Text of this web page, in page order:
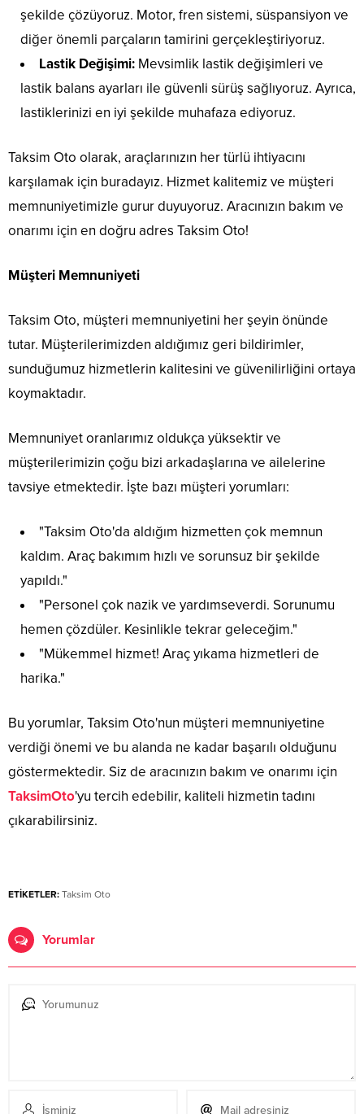
şekilde çözüyoruz. Motor, fren sistemi, süspansiyon ve
diğer önemli parçaların tamirini gerçekleştiriyoruz.
Lastik Değişimi: Mevsimlik lastik değişimleri ve
lastik balans ayarları ile güvenli sürüş sağlıyoruz. Ayrıca,
lastiklerinizi en iyi şekilde muhafaza ediyoruz.
Taksim Oto olarak, araçlarınızın her türlü ihtiyacını
karşılamak için buradayız. Hizmet kalitemiz ve müşteri
memnuniyetimizle gurur duyuyoruz. Aracınızın bakım ve
onarımı için en doğru adres Taksim Oto!
Müşteri Memnuniyeti
Taksim Oto, müşteri memnuniyetini her şeyin önünde
tutar. Müşterilerimizden aldığımız geri bildirimler,
sunduğumuz hizmetlerin kalitesini ve güvenilirliğini ortaya
koymaktadır.
Memnuniyet oranlarımız oldukça yüksektir ve
müşterilerimizin çoğu bizi arkadaşlarına ve ailelerine
tavsiye etmektedir. İşte bazı müşteri yorumları:
"Taksim Oto'da aldığım hizmetten çok memnun
kaldım. Araç bakımım hızlı ve sorunsuz bir şekilde
yapıldı."
"Personel çok nazik ve yardımseverdi. Sorunumu
hemen çözdüler. Kesinlikle tekrar geleceğim."
"Mükemmel hizmet! Araç yıkama hizmetleri de
harika."
Bu yorumlar, Taksim Oto'nun müşteri memnuniyetine
verdiği önemi ve bu alanda ne kadar başarılı olduğunu
göstermektedir. Siz de aracınızın bakım ve onarımı için
TaksimOto'yu tercih edebilir, kaliteli hizmetin tadını
çıkarabilirsiniz.
ETİKETLER: Taksim Oto
Yorumlar